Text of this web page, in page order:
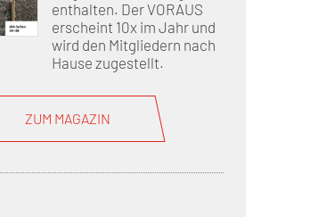
enthalten. Der VORAUS
erscheint 10x im Jahr und
wird den Mitgliedern nach
Hause zugestellt.
ZUM MAGAZIN